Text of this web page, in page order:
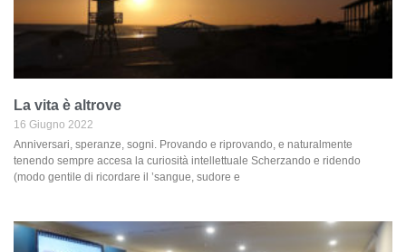
La vita è altrove
16 Giugno 2022
Anniversari, speranze, sogni. Provando e riprovando, e naturalmente
tenendo sempre accesa la curiosità intellettuale Scherzando e ridendo
(modo gentile di ricordare il ’sangue, sudore e